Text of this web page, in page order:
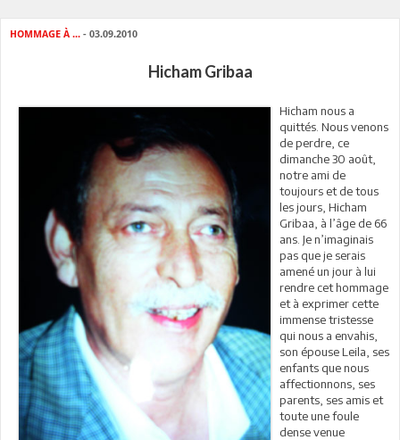
HOMMAGE À ... - 03.09.2010
Hicham Gribaa
Hicham nous a
quittés. Nous venons
de perdre, ce
dimanche 30 août,
notre ami de
toujours et de tous
les jours, Hicham
Gribaa, à l’âge de 66
ans. Je n’imaginais
pas que je serais
amené un jour à lui
rendre cet hommage
et à exprimer cette
immense tristesse
qui nous a envahis,
son épouse Leila, ses
enfants que nous
affectionnons, ses
parents, ses amis et
toute une foule
dense venue